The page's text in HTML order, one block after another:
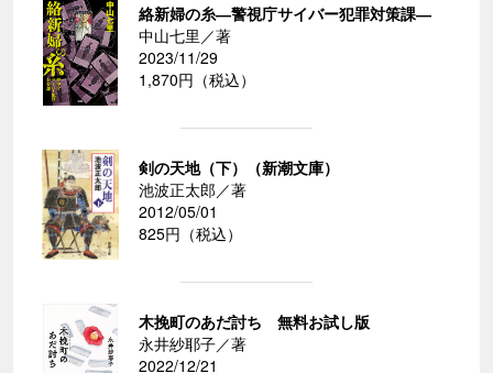
絡新婦の糸―警視庁サイバー犯罪対策課―
中山七里／著
2023/11/29
1,870円（税込）
剣の天地（下）（新潮文庫）
池波正太郎／著
2012/05/01
825円（税込）
木挽町のあだ討ち 無料お試し版
永井紗耶子／著
2022/12/21